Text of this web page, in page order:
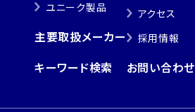
ユニーク製品
主要取扱メーカー
キーワード検索
アクセス
採用情報
お問い合わせ